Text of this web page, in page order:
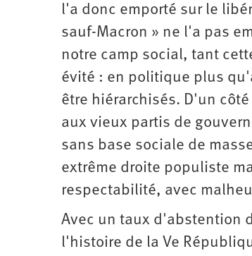
d’été
2022
l'a donc emporté sur le
sauf-Macron » ne l'a pas
notre camp social, tant
évité : en politique plus
être hiérarchisés. D'un
aux vieux partis de
sans base sociale de
extrême droite populiste
respectabilité, avec
Avec un taux d'abstention
l'histoire de la Ve